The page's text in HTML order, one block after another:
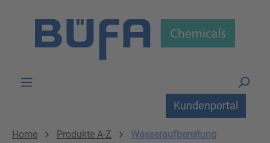
Kundenportal
Home Produkte A-Z Wasseraufbereitung